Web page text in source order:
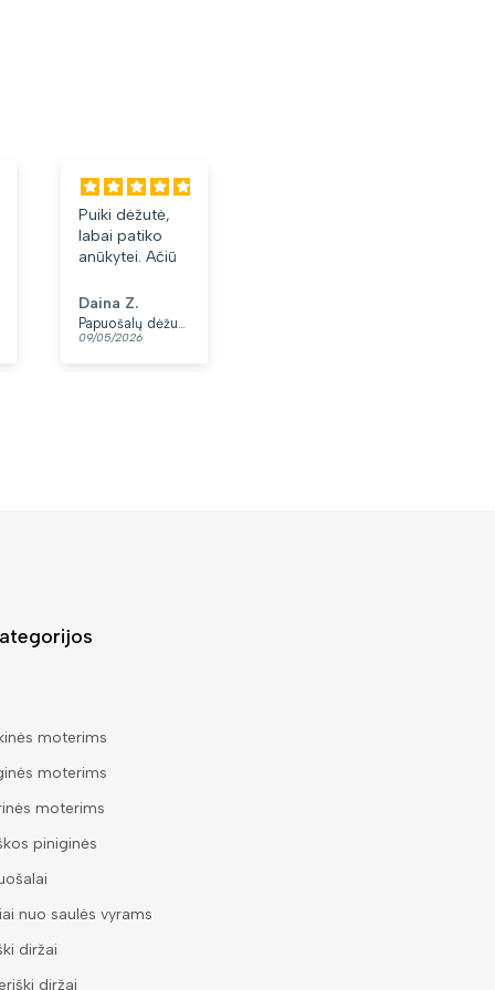
Puiki dėžutė,
labai patiko
anūkytei. Ačiū
Daina Z.
Papuošalų dėžutė T32-1
09/05/2026
moterims
moterims
moterims
piniginės
nuo saulės vyrams
diržai
diržai